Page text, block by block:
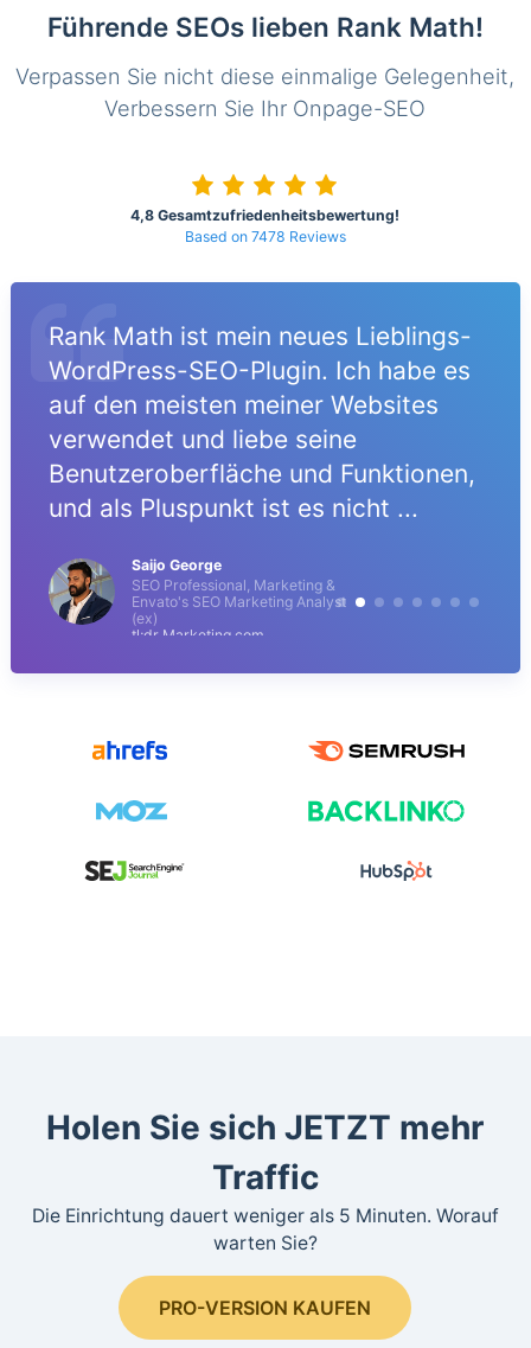
Führende SEOs lieben Rank Math!
Verpassen Sie nicht diese einmalige Gelegenheit,
Verbessern Sie Ihr Onpage-SEO
4,8 Gesamtzufriedenheitsbewertung!
Based on 7478 Reviews
Rank Math ist mein neues Lieblings-
WordPress-SEO-Plugin. Ich habe es
auf den meisten meiner Websites
verwendet und liebe seine
Benutzeroberfläche und Funktionen,
und als Pluspunkt ist es nicht ...
Saijo George
SEO Professional, Marketing &
Envato's SEO Marketing Analyst
(ex)
tl;dr Marketing.com
Holen Sie sich JETZT mehr
Traffic
Die Einrichtung dauert weniger als 5 Minuten. Worauf
warten Sie?
PRO-VERSION KAUFEN